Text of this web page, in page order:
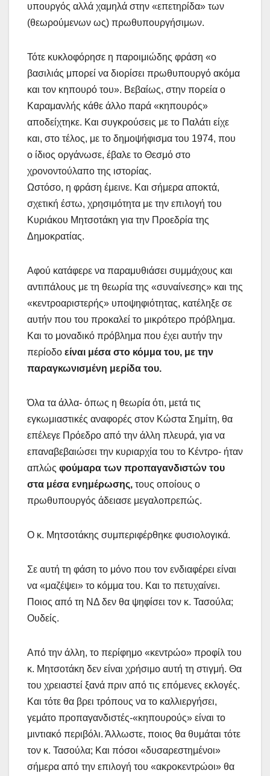
υπουργός αλλά χαμηλά στην «επετηρίδα» των
(θεωρούμενων ως) πρωθυπουργήσιμων.
Τότε κυκλοφόρησε η παροιμιώδης φράση «ο
βασιλιάς μπορεί να διορίσει πρωθυπουργό ακόμα
και τον κηπουρό του». Βεβαίως, στην πορεία ο
Καραμανλής κάθε άλλο παρά «κηπουρός»
αποδείχτηκε. Και συγκρούσεις με το Παλάτι είχε
και, στο τέλος, με το δημοψήφισμα του 1974, που
ο ίδιος οργάνωσε, έβαλε το Θεσμό στο
χρονοντούλαπο της ιστορίας.
Ωστόσο, η φράση έμεινε. Και σήμερα αποκτά,
σχετική έστω, χρησιμότητα με την επιλογή του
Κυριάκου Μητσοτάκη για την Προεδρία της
Δημοκρατίας.
Αφού κατάφερε να παραμυθιάσει συμμάχους και
αντιπάλους με τη θεωρία της «συναίνεσης» και της
«κεντροαριστερής» υποψηφιότητας, κατέληξε σε
αυτήν που του προκαλεί το μικρότερο πρόβλημα.
Και το μοναδικό πρόβλημα που έχει αυτήν την
περίοδο είναι μέσα στο κόμμα του, με την
παραγκωνισμένη μερίδα του.
Όλα τα άλλα- όπως η θεωρία ότι, μετά τις
εγκωμιαστικές αναφορές στον Κώστα Σημίτη, θα
επέλεγε Πρόεδρο από την άλλη πλευρά, για να
επαναβεβαιώσει την κυριαρχία του το Κέντρο- ήταν
απλώς φούμαρα των προπαγανδιστών του
στα μέσα ενημέρωσης, τους οποίους ο
πρωθυπουργός άδειασε μεγαλοπρεπώς.
Ο κ. Μητσοτάκης συμπεριφέρθηκε φυσιολογικά.
Σε αυτή τη φάση το μόνο που τον ενδιαφέρει είναι
να «μαζέψει» το κόμμα του. Και το πετυχαίνει.
Ποιος από τη ΝΔ δεν θα ψηφίσει τον κ. Τασούλα;
Ουδείς.
Από την άλλη, το περίφημο «κεντρώο» προφίλ του
κ. Μητσοτάκη δεν είναι χρήσιμο αυτή τη στιγμή. Θα
του χρειαστεί ξανά πριν από τις επόμενες εκλογές.
Και τότε θα βρει τρόπους να το καλλιεργήσει,
γεμάτο προπαγανδιστές-«κηπουρούς» είναι το
μιντιακό περιβόλι. Άλλωστε, ποιος θα θυμάται τότε
τον κ. Τασούλα; Και πόσοι «δυσαρεστημένοι»
σήμερα από την επιλογή του «ακροκεντρώοι» θα